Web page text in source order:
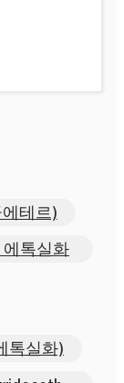
테르)
에톡실화
톡실화)